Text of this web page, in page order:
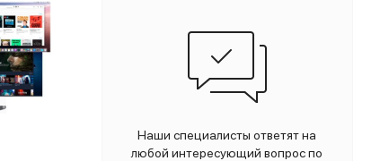
Наши специалисты ответят на
любой интересующий вопрос по